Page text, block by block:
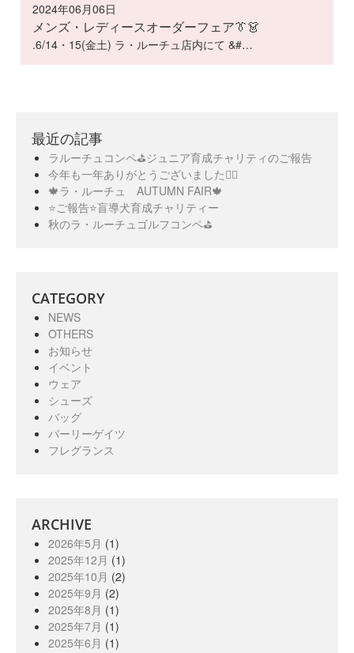
2024年06月06日
メンズ・レディースオーダーフェア👔👗
.6/14・15(金土) ラ・ルーチュ店内にて &#…
最近の記事
ラルーチュコンペ⛳️ジュニア育成チャリティのご報告
今年も一年ありがとうございました🙇‍♀️
🍁ラ・ルーチュ AUTUMN FAIR🍁
⭐️ご報告⭐️盲導犬育成チャリティー
秋のラ・ルーチュゴルフコンペ⛳️
CATEGORY
NEWS
OTHERS
お知らせ
イベント
ウェア
シューズ
バッグ
パーリーゲイツ
フレグランス
ARCHIVE
2026年5月 (1)
2025年12月 (1)
2025年10月 (2)
2025年9月 (2)
2025年8月 (1)
2025年7月 (1)
2025年6月 (1)